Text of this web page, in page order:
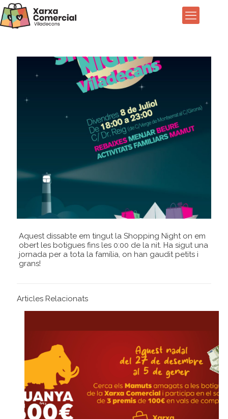
Aquest dissabte em tingut la Shopping Night on em
obert les botigues fins les 0:00 de la nit. Ha sigut una
jornada per a tota la família, on han gaudit petits i
grans!
Articles Relacionats